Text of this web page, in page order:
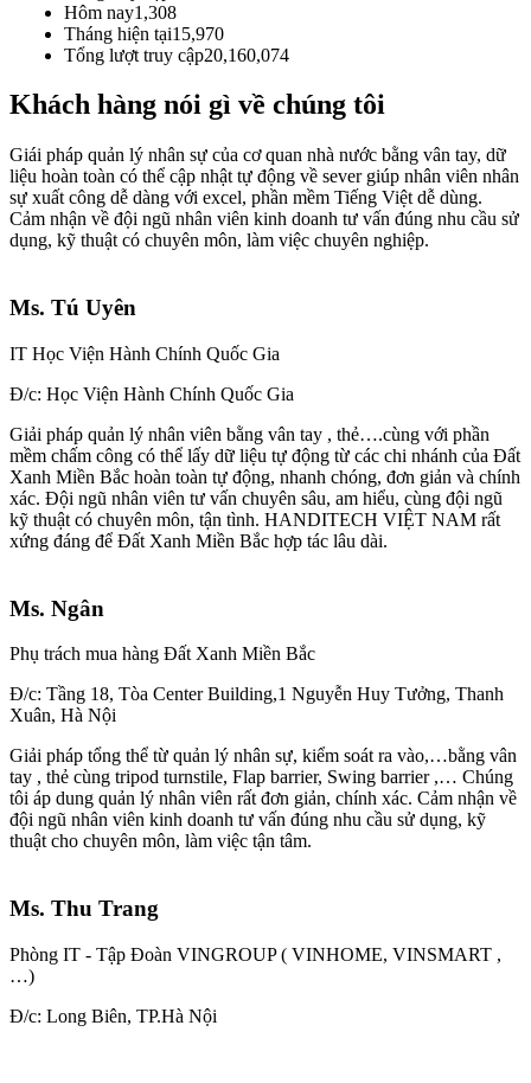
Hôm nay1,308
Tháng hiện tại15,970
Tổng lượt truy cập20,160,074
Khách hàng nói gì về chúng tôi
Giái pháp quản lý nhân sự của cơ quan nhà nước bằng vân tay, dữ
liệu hoàn toàn có thể cập nhật tự động về sever giúp nhân viên nhân
sự xuất công dễ dàng với excel, phần mềm Tiếng Việt dễ dùng.
Cảm nhận về đội ngũ nhân viên kinh doanh tư vấn đúng nhu cầu sử
dụng, kỹ thuật có chuyên môn, làm việc chuyên nghiệp.
Ms. Tú Uyên
IT Học Viện Hành Chính Quốc Gia
Đ/c: Học Viện Hành Chính Quốc Gia
Giải pháp quản lý nhân viên bằng vân tay , thẻ….cùng với phần
mềm chấm công có thể lấy dữ liệu tự động từ các chi nhánh của Đất
Xanh Miền Bắc hoàn toàn tự động, nhanh chóng, đơn giản và chính
xác. Đội ngũ nhân viên tư vấn chuyên sâu, am hiểu, cùng đội ngũ
kỹ thuật có chuyên môn, tận tình. HANDITECH VIỆT NAM rất
xứng đáng để Đất Xanh Miền Bắc hợp tác lâu dài.
Ms. Ngân
Phụ trách mua hàng Đất Xanh Miền Bắc
Đ/c: Tầng 18, Tòa Center Building,1 Nguyễn Huy Tưởng, Thanh
Xuân, Hà Nội
Giải pháp tổng thể từ quản lý nhân sự, kiểm soát ra vào,…bằng vân
tay , thẻ cùng tripod turnstile, Flap barrier, Swing barrier ,… Chúng
tôi áp dung quản lý nhân viên rất đơn giản, chính xác. Cảm nhận về
đội ngũ nhân viên kinh doanh tư vấn đúng nhu cầu sử dụng, kỹ
thuật cho chuyên môn, làm việc tận tâm.
Ms. Thu Trang
Phòng IT - Tập Đoàn VINGROUP ( VINHOME, VINSMART ,
…)
Đ/c: Long Biên, TP.Hà Nội